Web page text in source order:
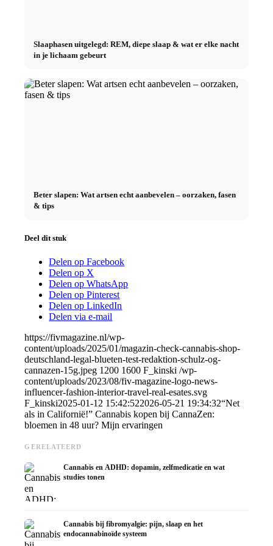
Slaaphasen uitgelegd: REM, diepe slaap & wat er elke nacht
in je lichaam gebeurt
Beter slapen: Wat artsen echt aanbevelen – oorzaken, fasen
& tips
Deel dit stuk
Delen op Facebook
Delen op X
Delen op WhatsApp
Delen op Pinterest
Delen op LinkedIn
Delen via e-mail
https://fivmagazine.nl/wp-
content/uploads/2025/01/magazin-check-cannabis-shop-
deutschland-legal-blueten-test-redaktion-schulz-og-
cannazen-15g.jpeg 1200 1600 F_kinski /wp-
content/uploads/2023/08/fiv-magazine-logo-news-
influencer-fashion-interior-travel-real-esates.svg
F_kinski2025-01-12 15:42:522026-05-21 19:34:32“Net
als in Californië!” Cannabis kopen bij CannaZen:
bloemen in 48 uur? Mijn ervaringen
GERELATEERD
Cannabis en ADHD: dopamin, zelfmedicatie en wat
studies tonen
Cannabis bij fibromyalgie: pijn, slaap en het
endocannabinoïde systeem